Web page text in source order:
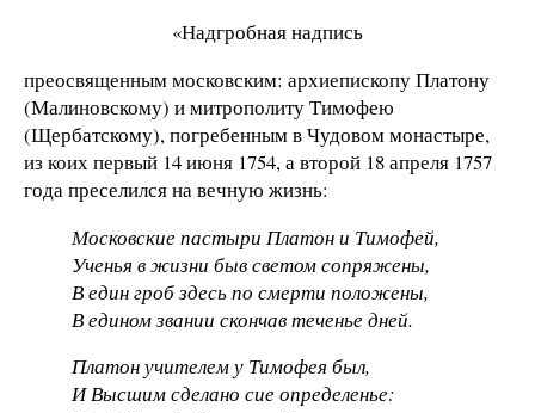
«Надгробная надпись
преосвященным московским: архиепископу Платону
(Малиновскому) и митрополиту Тимофею
(Щербатскому), погребенным в Чудовом монастыре,
из коих первый 14 июня 1754, а второй 18 апреля 1757
года преселился на вечную жизнь:
Московские пастыри Платон и Тимофей,
Ученья в жизни быв светом сопряжены,
В един гроб здесь по смерти положены,
В едином звании скончав теченье дней.
Платон учителем у Тимофея был,
И Высшим сделано сие определенье: